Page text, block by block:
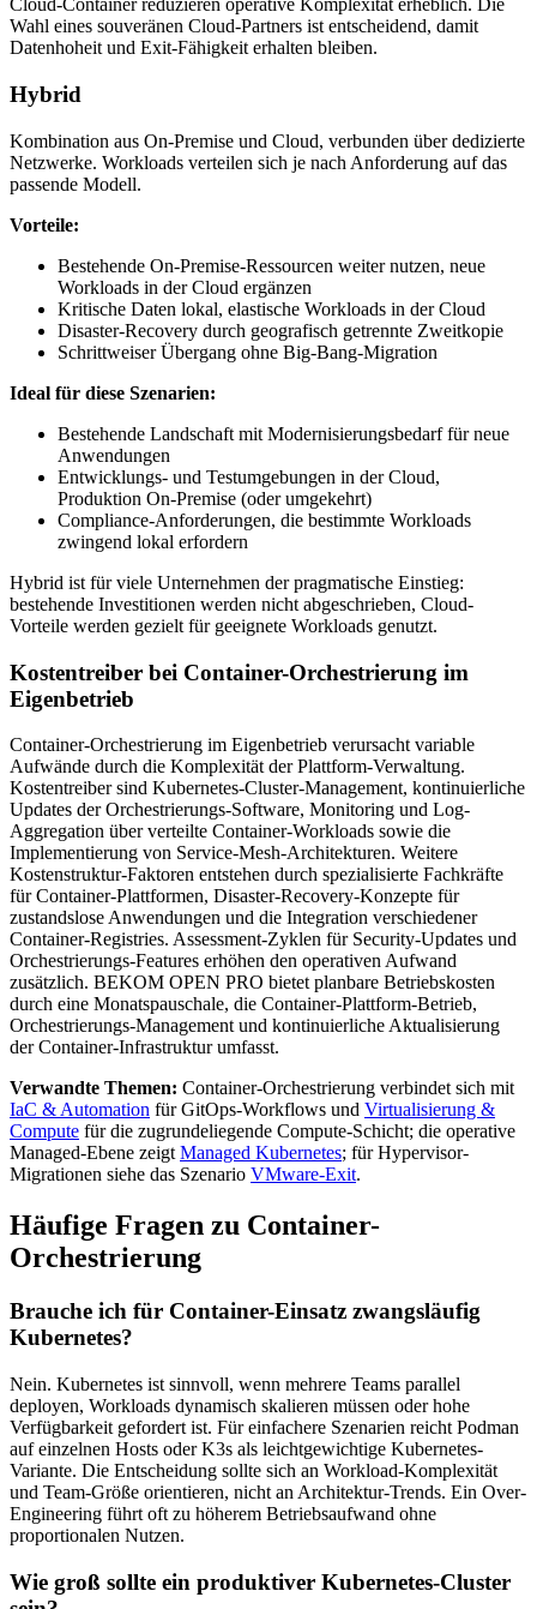
Cloud-Container reduzieren operative Komplexität erheblich. Die
Wahl eines souveränen Cloud-Partners ist entscheidend, damit
Datenhoheit und Exit-Fähigkeit erhalten bleiben.
Hybrid
Kombination aus On-Premise und Cloud, verbunden über dedizierte
Netzwerke. Workloads verteilen sich je nach Anforderung auf das
passende Modell.
Vorteile:
Bestehende On-Premise-Ressourcen weiter nutzen, neue
Workloads in der Cloud ergänzen
Kritische Daten lokal, elastische Workloads in der Cloud
Disaster-Recovery durch geografisch getrennte Zweitkopie
Schrittweiser Übergang ohne Big-Bang-Migration
Ideal für diese Szenarien:
Bestehende Landschaft mit Modernisierungsbedarf für neue
Anwendungen
Entwicklungs- und Testumgebungen in der Cloud,
Produktion On-Premise (oder umgekehrt)
Compliance-Anforderungen, die bestimmte Workloads
zwingend lokal erfordern
Hybrid ist für viele Unternehmen der pragmatische Einstieg:
bestehende Investitionen werden nicht abgeschrieben, Cloud-
Vorteile werden gezielt für geeignete Workloads genutzt.
Kostentreiber bei Container-Orchestrierung im
Eigenbetrieb
Container-Orchestrierung im Eigenbetrieb verursacht variable
Aufwände durch die Komplexität der Plattform-Verwaltung.
Kostentreiber sind Kubernetes-Cluster-Management, kontinuierliche
Updates der Orchestrierungs-Software, Monitoring und Log-
Aggregation über verteilte Container-Workloads sowie die
Implementierung von Service-Mesh-Architekturen. Weitere
Kostenstruktur-Faktoren entstehen durch spezialisierte Fachkräfte
für Container-Plattformen, Disaster-Recovery-Konzepte für
zustandslose Anwendungen und die Integration verschiedener
Container-Registries. Assessment-Zyklen für Security-Updates und
Orchestrierungs-Features erhöhen den operativen Aufwand
zusätzlich. BEKOM OPEN PRO bietet planbare Betriebskosten
durch eine Monatspauschale, die Container-Plattform-Betrieb,
Orchestrierungs-Management und kontinuierliche Aktualisierung
der Container-Infrastruktur umfasst.
Verwandte Themen: Container-Orchestrierung verbindet sich mit
IaC & Automation für GitOps-Workflows und Virtualisierung &
Compute für die zugrundeliegende Compute-Schicht; die operative
Managed-Ebene zeigt Managed Kubernetes; für Hypervisor-
Migrationen siehe das Szenario VMware-Exit.
Häufige Fragen zu Container-
Orchestrierung
Brauche ich für Container-Einsatz zwangsläufig
Kubernetes?
Nein. Kubernetes ist sinnvoll, wenn mehrere Teams parallel
deployen, Workloads dynamisch skalieren müssen oder hohe
Verfügbarkeit gefordert ist. Für einfachere Szenarien reicht Podman
auf einzelnen Hosts oder K3s als leichtgewichtige Kubernetes-
Variante. Die Entscheidung sollte sich an Workload-Komplexität
und Team-Größe orientieren, nicht an Architektur-Trends. Ein Over-
Engineering führt oft zu höherem Betriebsaufwand ohne
proportionalen Nutzen.
Wie groß sollte ein produktiver Kubernetes-Cluster